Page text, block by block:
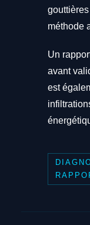
méthode
Un
avant
est